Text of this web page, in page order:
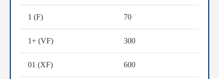
1 (F) 70
1+ (VF) 300
01 (XF) 600